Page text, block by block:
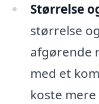
Størrelse
størrelse
afgørende
med et
koste